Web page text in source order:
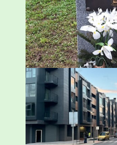
ingurumen-
ESKUALDEA,ZALDIBAR/